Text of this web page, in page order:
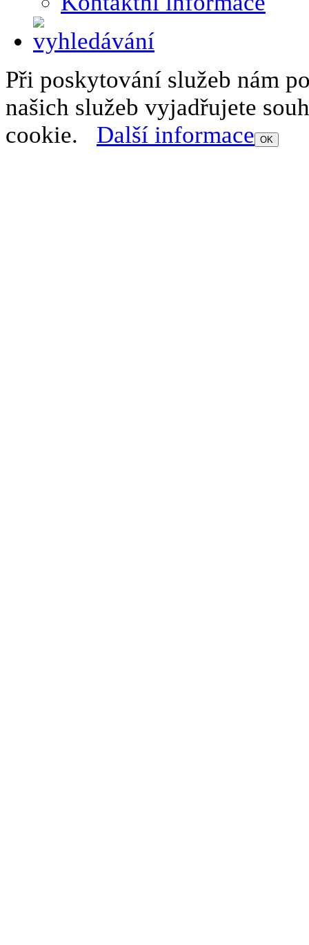
Při poskytování služeb nám
našich služeb vyjadřujete
cookie. Další informace